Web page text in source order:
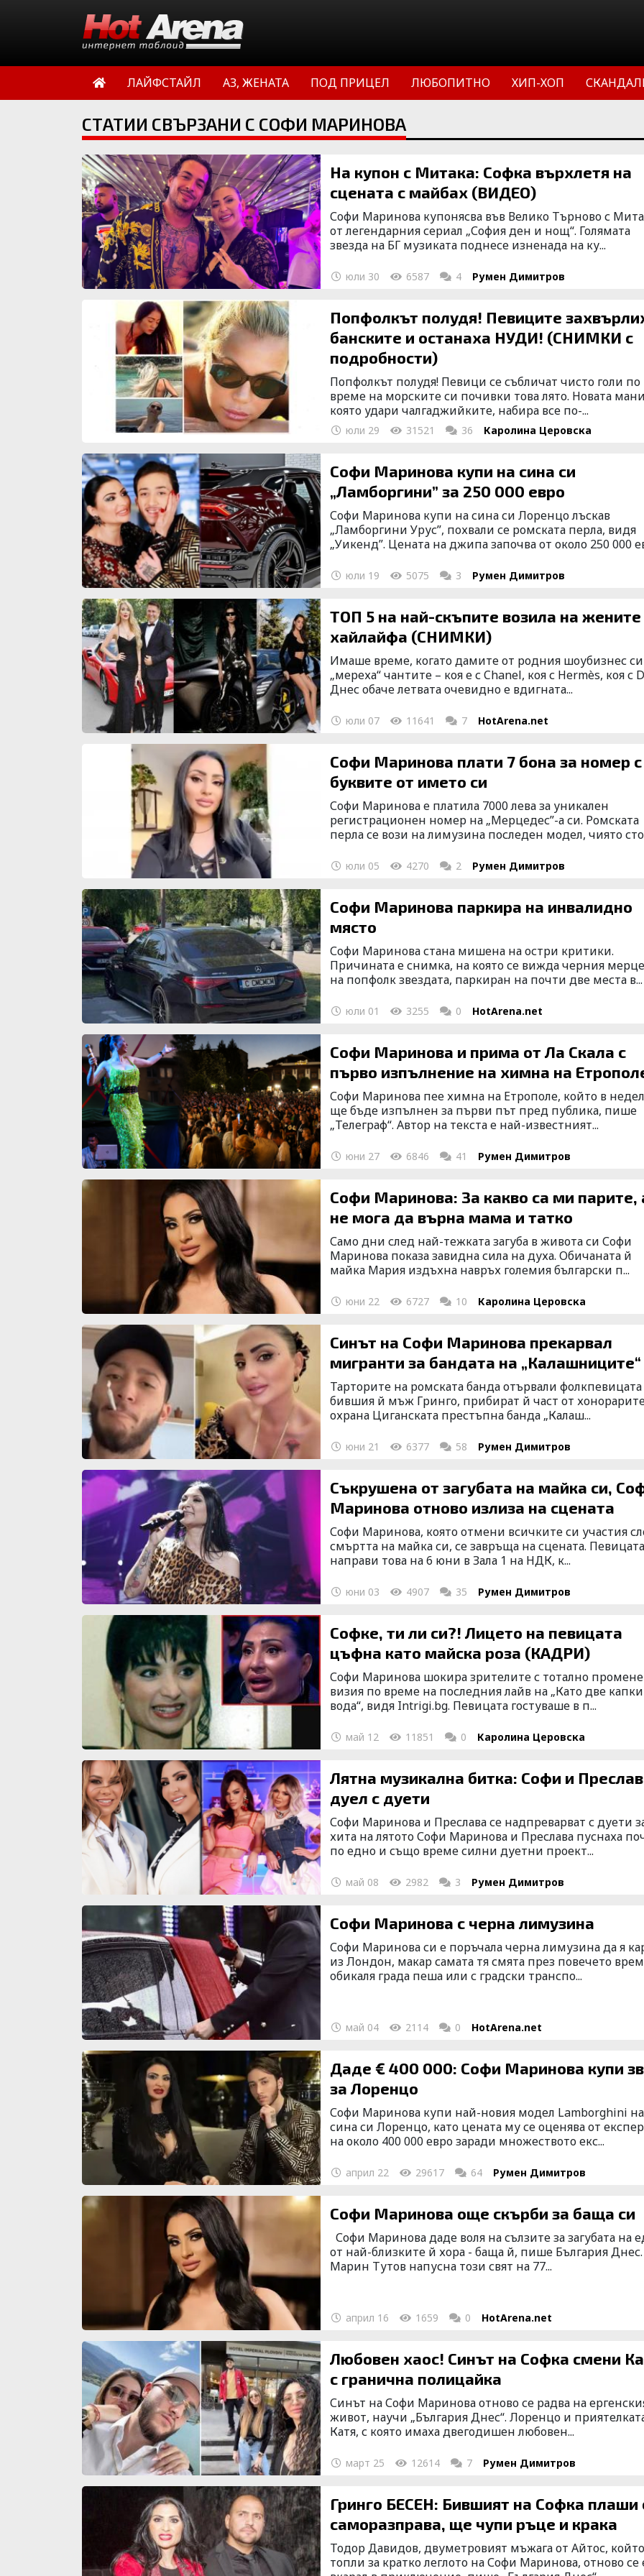
ЛАЙФСТАЙЛ АЗ, ЖЕНАТА ПОД ПРИЦЕЛ ЛЮБОПИТНО ХИП-ХОП
СТАТИИ СВЪРЗАНИ С СОФИ МАРИНОВА
На купон с Митака: Софка върхлетя на
сцената с майбах (ВИДЕО)
Софи Маринова купонясва във Велико Търново с
от легендарния сериал „София ден и нощ“. Голямата
звезда на БГ музиката поднесе изненада на ку...
юли 30 6587 4 Румен Димитров
Попфолкът полудя! Певиците
банските и останаха НУДИ! (СНИМКИ с
подробности)
Попфолкът полудя! Певици се събличат чисто голи по
време на морските си почивки това лято. Новата
която удари чалгаджийките, набира все по-...
юли 29 31521 36 Каролина Церовска
Софи Маринова купи на сина си
„Ламборгини” за 250 000 евро
Софи Маринова купи на сина си Лоренцо лъскав
„Ламборгини Урус”, похвали се ромската перла, видя
„Уикенд”. Цената на джипа започва от около 250 000
юли 19 5075 3 Румен Димитров
ТОП 5 на най-скъпите возила на жените
хайлайфа (СНИМКИ)
Имаше време, когато дамите от родния шоубизнес си
„мереха“ чантите – коя е с Chanel, коя с Hermès, коя с
Днес обаче летвата очевидно е вдигната...
юли 07 11641 7 HotArena.net
Софи Маринова плати 7 бона за номер с
буквите от името си
Софи Маринова e платила 7000 лева за уникален
регистрационен номер на „Мерцедес”-а си. Ромската
перла се вози на лимузина последен модел, чиято
юли 05 4270 2 Румен Димитров
Софи Маринова паркира на инвалидно
място
Софи Маринова стана мишена на остри критики.
Причината е снимка, на която се вижда черния
на попфолк звездата, паркиран на почти две места в...
юли 01 3255 0 HotArena.net
Софи Маринова и прима от Ла Скала с
първо изпълнение на химна на
Софи Маринова пее химна на Етрополе, който в
ще бъде изпълнен за първи път пред публика, пише
„Телеграф“. Автор на текста е най-известният...
юни 27 6846 41 Румен Димитров
Софи Маринова: За какво са ми парите,
не мога да върна мама и татко
Само дни след най-тежката загуба в живота си Софи
Маринова показа завидна сила на духа. Обичаната й
майка Мария издъхна навръх големия български п...
юни 22 6727 10 Каролина Церовска
Синът на Софи Маринова прекарвал
мигранти за бандата на „Калашниците“
Тарторите на ромската банда отървали фолкпевицата
бившия й мъж Гринго, прибират й част от
охрана Циганската престъпна банда „Калаш...
юни 21 6377 58 Румен Димитров
Съкрушена от загубата на майка си,
Маринова отново излиза на сцената
Софи Маринова, която отмени всичките си участия
смъртта на майка си, се завръща на сцената.
направи това на 6 юни в Зала 1 на НДК, к...
юни 03 4907 35 Румен Димитров
Софке, ти ли си?! Лицето на певицата
цъфна като майска роза (КАДРИ)
Софи Маринова шокира зрителите с тотално
визия по време на последния лайв на „Като две капки
вода“, видя Intrigi.bg. Певицата гостуваше в п...
май 12 11851 0 Каролина Церовска
Лятна музикална битка: Софи и
дуел с дуети
Софи Маринова и Преслава се надпреварват с дуети
хита на лятото Софи Маринова и Преслава пуснаха
по едно и също време силни дуетни проект...
май 08 2982 3 Румен Димитров
Софи Маринова с черна лимузина
Софи Маринова си е поръчала черна лимузина да я
из Лондон, макар самата тя смята през повечето
обикаля града пеша или с градски транспо...
май 04 2114 0 HotArena.net
Даде € 400 000: Софи Маринова купи
за Лоренцо
Софи Маринова купи най-новия модел Lamborghini на
сина си Лоренцо, като цената му се оценява от
на около 400 000 евро заради множеството екс...
април 22 29617 64 Румен Димитров
Софи Маринова още скърби за баща си
Софи Маринова даде воля на сълзите за загубата на
от най-близките й хора - баща й, пише България Днес.
Марин Тутов напусна този свят на 77...
април 16 1659 0 HotArena.net
Любовен хаос! Синът на Софка смени
с гранична полицайка
Синът на Софи Маринова отново се радва на
живот, научи „България Днес“. Лоренцо и
Катя, с която имаха двегодишен любовен...
март 25 12614 7 Румен Димитров
Гринго БЕСЕН: Бившият на Софка плаши
саморазправа, ще чупи ръце и крака
Тодор Давидов, двуметровият мъжага от Айтос, който
топли за кратко леглото на Софи Маринова, отново се